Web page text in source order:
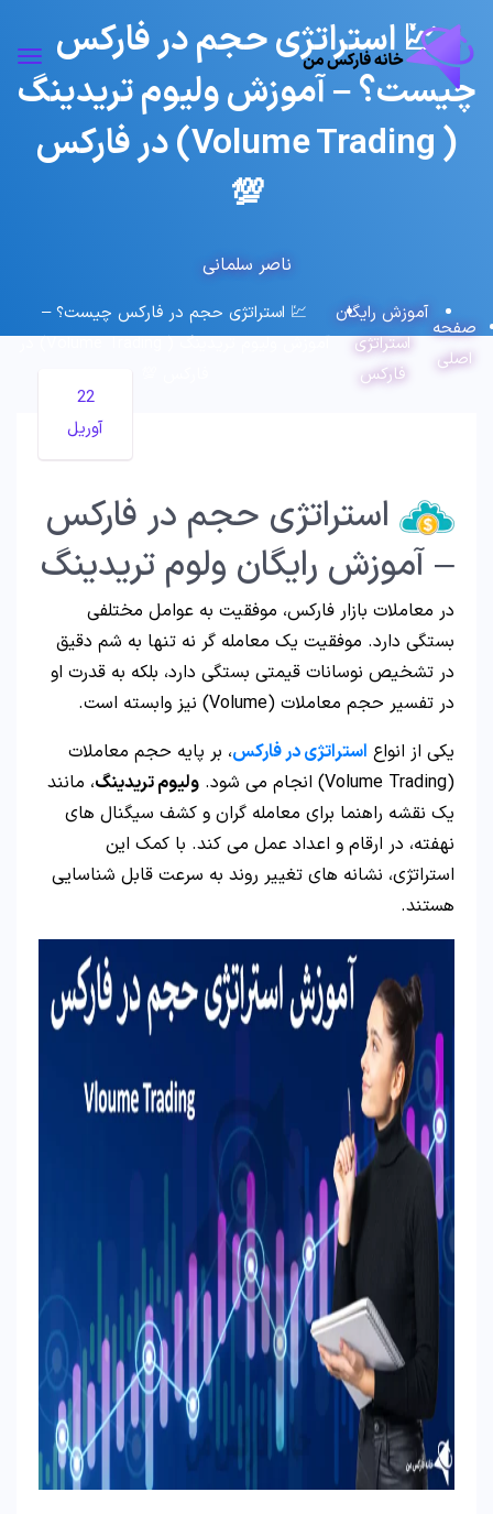
💹 استراتژی حجم در فارکس
چیست؟ – آموزش ولیوم تریدینگ
( Volume Trading) در فارکس
💯
ناصر سلمانی
صفحه
اصلی
آموزش رایگان
استراتژی
فارکس
💹 استراتژی حجم در فارکس چیست؟ –
آموزش ولیوم تریدینگ ( Volume Trading) در
22
آوریل
استراتژی حجم در فارکس
– آموزش رایگان ولوم تریدینگ
در معاملات بازار فارکس، موفقیت به عوامل مختلفی
بستگی دارد. موفقیت یک معامله گر نه تنها به شم دقیق
در تشخیص نوسانات قیمتی بستگی دارد، بلکه به قدرت او
در تفسیر حجم معاملات (Volume) نیز وابسته است.
یکی از انواع استراتژی در فارکس، بر پایه حجم معاملات
(Volume Trading) انجام می شود.
ولیوم تریدینگ، مانند
یک نقشه راهنما برای معامله گران و کشف سیگنال های
نهفته، در ارقام و اعداد عمل می کند. با کمک این
استراتژی، نشانه های تغییر روند به سرعت قابل شناسایی
هستند.